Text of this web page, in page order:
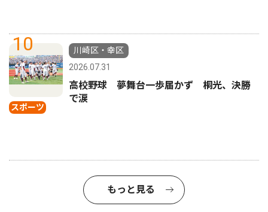
10
スポーツ
川崎区・幸区
2026.07.31
高校野球 夢舞台一歩届かず 桐光、決勝
で涙
もっと見る